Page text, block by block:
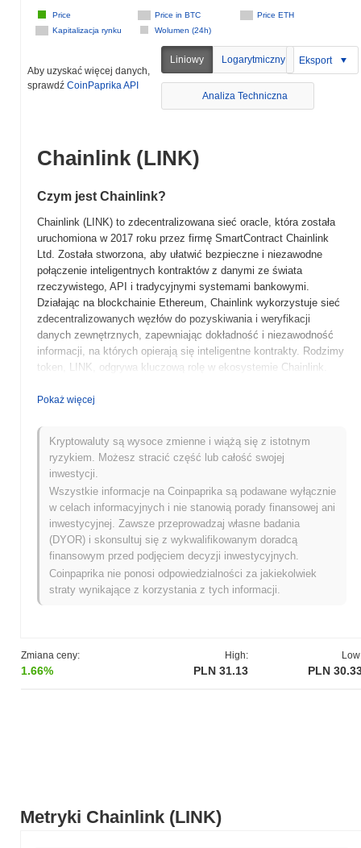
Metryki Chainlink (LINK)
Zmiana ceny:
1.66%
High:
PLN 31.13 PLN
Price in BTC
Price ETH
Kapitalizacja rynku
Wolumen (24h)
Price
Aby uzyskać więcej danych,
sprawdź CoinPaprika API
Liniowy Logarytmiczny Eksport
Analiza Techniczna
Chainlink (LINK)
Czym jest Chainlink?
Chainlink (LINK) to zdecentralizowana sieć oracle, która została
uruchomiona w 2017 roku przez firmę SmartContract Chainlink
Ltd. Została stworzona, aby ułatwić bezpieczne i niezawodne
połączenie inteligentnych kontraktów z danymi ze świata
rzeczywistego, API i tradycyjnymi systemami bankowymi.
Działając na blockchainie Ethereum, Chainlink wykorzystuje sieć
zdecentralizowanych węzłów do pozyskiwania i weryfikacji
danych zewnętrznych, zapewniając dokładność i niezawodność
informacji, na których opierają się inteligentne kontrakty. Rodzimy
token, LINK, odgrywa kluczową rolę w ekosystemie Chainlink.
pozyskiwanie danych z źródeł off-chain, przekształcanie ich w
obliczeniowych. Dodatkowo, LINK jest używany jako
zabezpieczenie, aby zapewnić niezawodność i bezpieczeństwo
usług świadczonych przez operatorów węzłów. Chainlink wyróżnia
się swoimi solidnymi i wszechstronnymi rozwiązaniami oracle,
które stały się integralną częścią funkcjonalności aplikacji
finansowych opartych na blockchainie (DeFi) i innych projektów.
Jego zdolność do bezpiecznego łączenia technologii blockchain z
rzeczywistymi źródłami danych czyni Chainlink kluczowym
elementem infrastruktury w rozwijającym się ekosystemie
blockchaina.
Kiedy i jak rozpoczęła się Chainlink?
Biała księga opisała zdecentralizowaną sieć oracle
zaprojektowaną do łączenia inteligentnych kontraktów z danymi
jej początkową publiczną dostępność i umożliwiło inteligentnym
kontraktom bezpieczną interakcję z danymi off-chain.
Pokaż więcej
Kryptowaluty są wysoce zmienne i wiążą się z istotnym
ryzykiem. Możesz stracić część lub całość swojej
inwestycji.
Wszystkie informacje na Coinpaprika są podawane wyłącznie
w celach informacyjnych i nie stanowią porady finansowej ani
inwestycyjnej. Zawsze przeprowadzaj własne badania
(DYOR) i skonsultuj się z wykwalifikowanym doradcą
finansowym przed podjęciem decyzji inwestycyjnych.
Coinpaprika nie ponosi odpowiedzialności za jakiekolwiek
straty wynikające z korzystania z tych informacji.